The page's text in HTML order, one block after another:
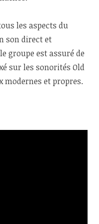
les aspects du
son direct et
groupe est assuré de
sur les sonorités Old
modernes et propres.